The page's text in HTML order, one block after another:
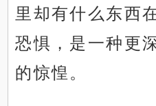
里却有什么东西
恐惧，是一种更
的惊惶。